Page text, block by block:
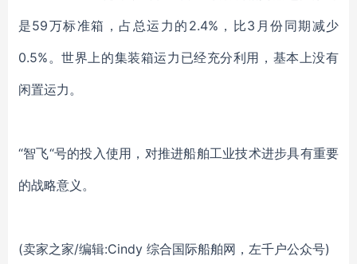
是59万标准箱，占总运力的2.4%，比3月份同期减少
0.5%。世界上的集装箱运力已经充分利用，基本上没有
闲置运力。
“智飞“号的投入使用，对推进船舶工业技术进步具有重要
的战略意义。
(卖家之家/编辑:Cindy 综合国际船舶网，左千户公众号)